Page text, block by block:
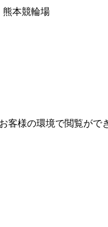
本競輪場
様の環境で閲覧がで